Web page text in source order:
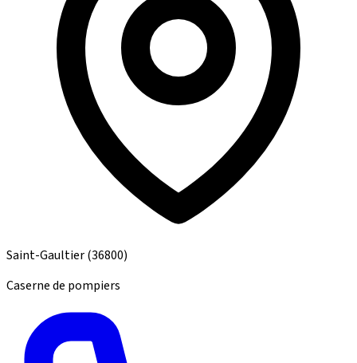
Saint-Gaultier(36800)
Caserne de pompiers